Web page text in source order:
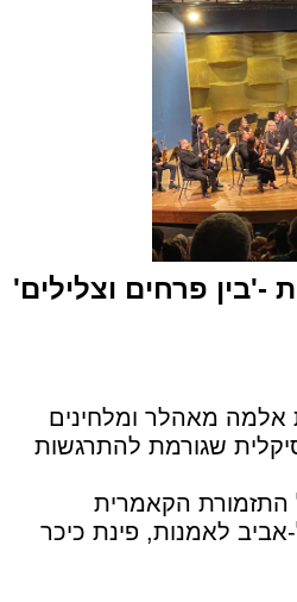
-'בין פרחים וצלילים'
אלמה מאהלר ומלחינים
שגורמת להתרגשות
התזמורת הקאמרית
אביב לאמנות, פינת כיכר